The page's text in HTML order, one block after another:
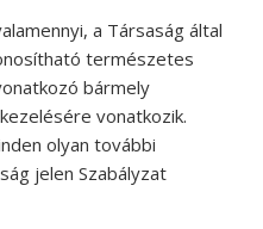
a Társaság által
természetes
bármely
vonatkozik.
olyan további
jelen Szabályzat